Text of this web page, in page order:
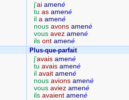
j'ai amené
tu as amené
il a amené
nous avons amené
vous avez amené
ils ont amené
Plus-que-parfait
j'avais amené
tu avais amené
il avait amené
nous avions amené
vous aviez amené
ils avaient amené